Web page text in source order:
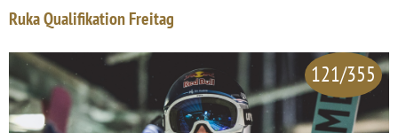
Ruka Qualifikation Freitag
121/355